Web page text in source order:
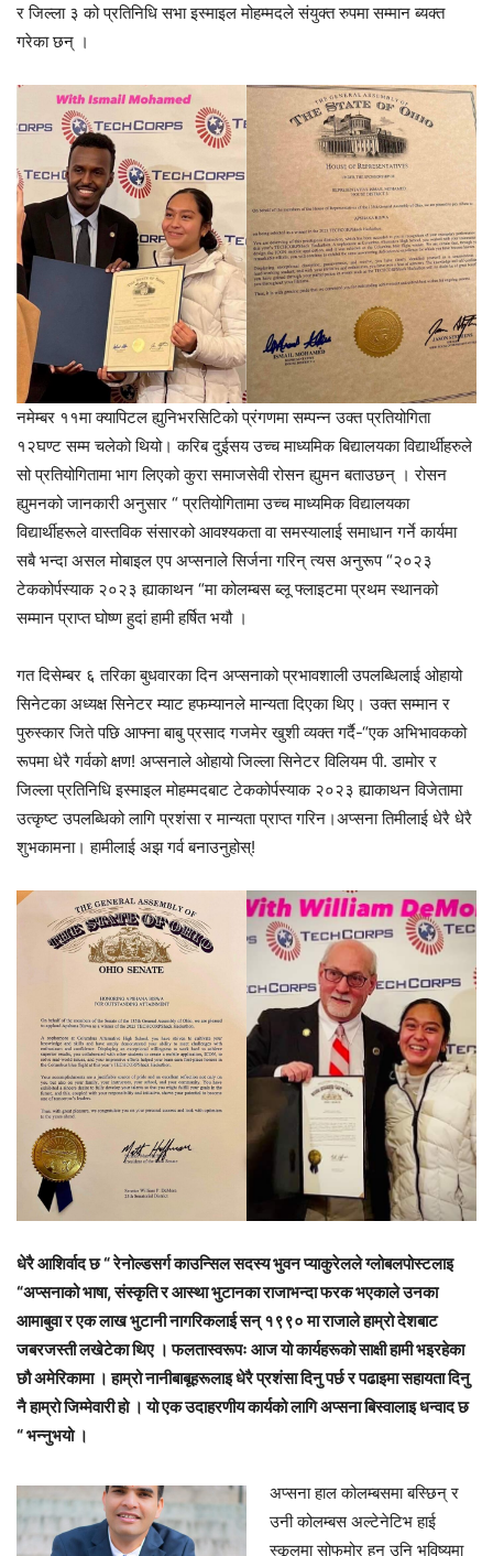
र जिल्ला ३ को प्रतिनिधि सभा इस्माइल मोहम्मदले संयुक्त रुपमा सम्मान ब्यक्त
गरेका छन् ।
नमेम्बर ११मा क्यापिटल ह्युनिभरसिटिको प्रंगणमा सम्पन्न उक्त प्रतियोगिता
१२घण्ट सम्म चलेको थियो। करिब दुईसय उच्च माध्यमिक बिद्यालयका विद्यार्थीहरुले
सो प्रतियोगितामा भाग लिएको कुरा समाजसेवी रोसन ह्युमन बताउछन् । रोसन
ह्युमनको जानकारी अनुसार “ प्रतियोगितामा उच्च माध्यमिक विद्यालयका
विद्यार्थीहरूले वास्तविक संसारको आवश्यकता वा समस्यालाई समाधान गर्ने कार्यमा
सबै भन्दा असल मोबाइल एप अप्सनाले सिर्जना गरिन् त्यस अनुरूप “२०२३
टेककोर्पस्याक २०२३ ह्याकाथन “मा कोलम्बस ब्लू फ्लाइटमा प्रथम स्थानको
सम्मान प्राप्त घोष्ण हुदां हामी हर्षित भयौ ।
गत दिसेम्बर ६ तरिका बुधवारका दिन अप्सनाको प्रभावशाली उपलब्धिलाई ओहायो
सिनेटका अध्यक्ष सिनेटर म्याट हफम्यानले मान्यता दिएका थिए। उक्त सम्मान र
पुरुस्कार जिते पछि आफ्ना बाबु प्रसाद गजमेर खुशी व्यक्त गर्दै-“एक अभिभावकको
रूपमा धेरै गर्वको क्षण! अप्सनाले ओहायो जिल्ला सिनेटर विलियम पी. डामोर र
जिल्ला प्रतिनिधि इस्माइल मोहम्मदबाट टेककोर्पस्याक २०२३ ह्याकाथन विजेतामा
उत्कृष्ट उपलब्धिको लागि प्रशंसा र मान्यता प्राप्त गरिन।अप्सना तिमीलाई धेरै धेरै
शुभकामना। हामीलाई अझ गर्व बनाउनुहोस्!
धेरै आशिर्वाद छ “ रेनोल्डसर्ग काउन्सिल सदस्य भुवन प्याकुरेलले ग्लोबलपोस्टलाइ
“अप्सनाको भाषा, संस्कृति र आस्था भुटानका राजाभन्दा फरक भएकाले उनका
आमाबुवा र एक लाख भुटानी नागरिकलाई सन् १९९० मा राजाले हाम्रो देशबाट
जबरजस्ती लखेटेका थिए । फलतास्वरूपः आज यो कार्यहरूको साक्षी हामी भइरहेका
छौ अमेरिकामा । हाम्रो नानीबाबूहरूलाइ धेरै प्रशंसा दिनु पर्छ र पढाइमा सहायता दिनु
नै हाम्रो जिम्मेवारी हो । यो एक उदाहरणीय कार्यको लागि अप्सना बिस्वालाइ धन्वाद छ
“ भन्नुभयो ।
अप्सना हाल कोलम्बसमा बस्छिन् र
उनी कोलम्बस अल्टेनेटिभ हाई
स्कूलमा सोफमोर हुन् उनि भविष्यमा